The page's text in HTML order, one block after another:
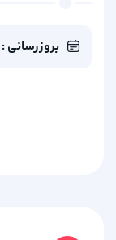
بروزرسانی :